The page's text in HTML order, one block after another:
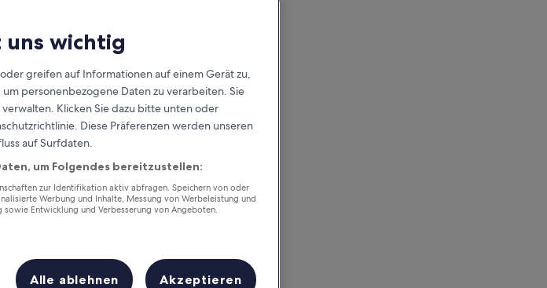
uns wichtig
greifen auf Informationen auf einem Gerät zu,
personenbezogene Daten zu verarbeiten. Sie
Klicken Sie dazu bitte unten oder
Diese Präferenzen werden unseren
auf Surfdaten.
um Folgendes bereitzustellen:
zur Identifikation aktiv abfragen. Speichern von oder
Werbung und Inhalte, Messung von Werbeleistung und
Entwicklung und Verbesserung von Angeboten.
Alle ablehnen Akzeptieren